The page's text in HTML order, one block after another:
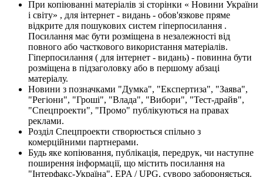
При копіюванні матеріалів зі сторінки « Новини України
і світу» , для інтернет - видань - обов'язкове пряме
відкрите для пошукових систем гіперпосилання .
Посилання має бути розміщена в незалежності від
повного або часткового використання матеріалів.
Гіперпосилання ( для інтернет - видань) - повинна бути
розміщена в підзаголовку або в першому абзаці
матеріалу.
Новини з позначками "Думка", "Експертиза", "Заява",
"Регіони", "Гроші", "Влада", "Вибори", "Тест-драйв",
"Спецпроекти", "Промо" публікуються на правах
реклами.
Розділ Спецпроекти створюється спільно з
комерційними партнерами.
Будь яке копіювання, публікація, передрук, чи наступне
поширення інформації, що містить посилання на
"Інтерфакс-Україна", EPA / UPG, суворо забороняється.